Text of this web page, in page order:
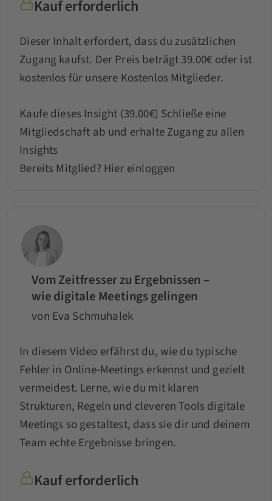
Kauf erforderlich
Dieser Inhalt erfordert, dass du zusätzlichen
Zugang kaufst. Der Preis beträgt 39.00€ oder ist
kostenlos für unsere Kostenlos Mitglieder.
Kaufe dieses Insight (39.00€) Schließe eine
Mitgliedschaft ab und erhalte Zugang zu allen
Insights
Bereits Mitglied? Hier einloggen
Vom Zeitfresser zu Ergebnissen –
wie digitale Meetings gelingen
von Eva Schmuhalek
In diesem Video erfährst du, wie du typische
Fehler in Online-Meetings erkennst und gezielt
vermeidest. Lerne, wie du mit klaren
Strukturen, Regeln und cleveren Tools digitale
Meetings so gestaltest, dass sie dir und deinem
Team echte Ergebnisse bringen.
Kauf erforderlich